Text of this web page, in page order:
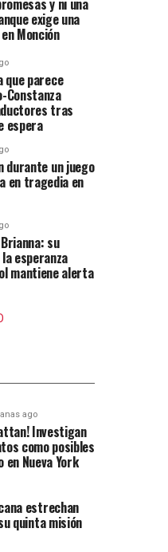
y ni una
exige una
Monción
que parece
Constanza
tras
espera
durante un juego
en tragedia en
su
esperanza
mantiene alerta
ago
Investigan
como posibles
Nueva York
estrechan
quinta misión